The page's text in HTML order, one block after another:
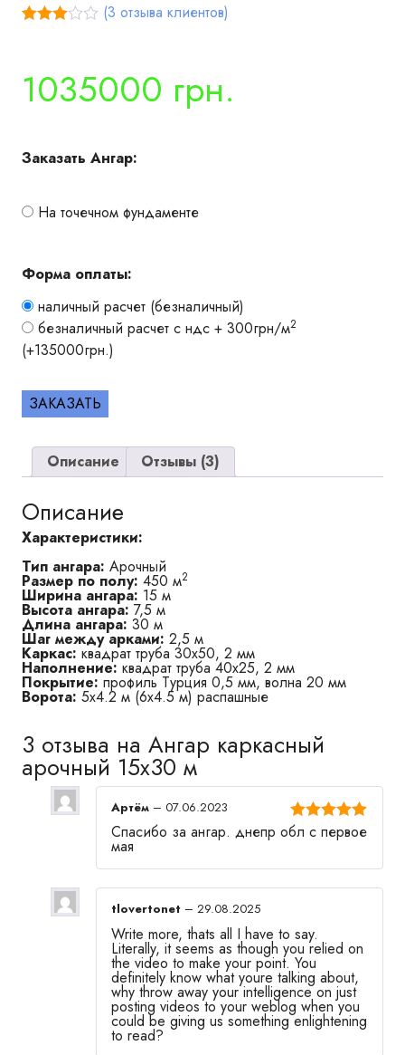
основе
опроса
(3 отзыва клиентов)
1035000 грн.
Заказать Ангар:
На точечном фундаменте
Форма оплаты:
наличный расчет (безналичный)
безналичный расчет с ндс + 300грн/м2
(+135000грн.)
ЗАКАЗАТЬ
Описание Отзывы (3)
Описание
Характеристики:
Тип ангара: Арочный
Размер по полу: 450 м2
Ширина ангара: 15 м
Высота ангара: 7,5 м
Длина ангара: 30 м
Шаг между арками: 2,5 м
Каркас: квадрат труба 30х50, 2 мм
Наполнение: квадрат труба 40х25, 2 мм
Покрытие: профиль Турция 0,5 мм, волна 20 мм
Ворота: 5х4.2 м (6х4.5 м) распашные
3 отзыва на Ангар каркасный
арочный 15х30 м
Оценка5из
Артём – 07.06.2023
Спасибо за ангар. днепр обл с первое
мая
tlovertonet – 29.08.2025
Write more, thats all I have to say.
Literally, it seems as though you relied on
the video to make your point. You
definitely know what youre talking about,
why throw away your intelligence on just
posting videos to your weblog when you
could be giving us something enlightening
to read?